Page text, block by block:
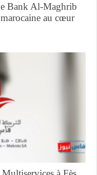
Bank Al-Maghrib
au cœur